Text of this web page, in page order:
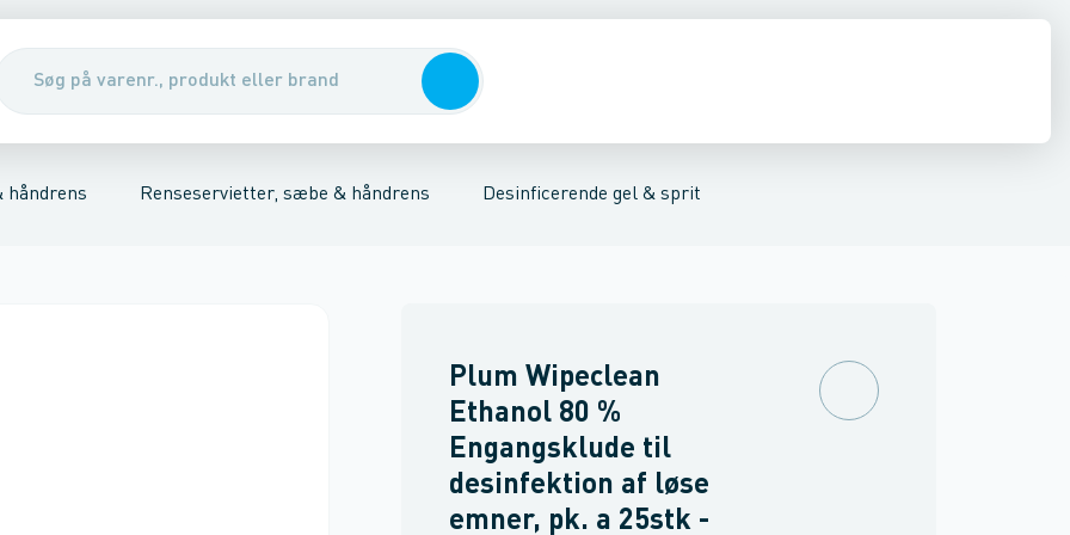
håndrens
SkoSikkerhedsudstyr & handsker Renseservietter, sæbe & håndrensAsbest
Renseservietter, sæbe & håndrens Desinficerende gel & sprit
CremeTilbehør
Plum Wipeclean
Ethanol 80 %
Engangsklude til
desinfektion af løse
emner, pk. a 25stk -